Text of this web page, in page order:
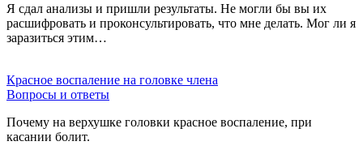
Я сдал анализы и пришли результаты. Не могли бы вы их
расшифровать и проконсультировать, что мне делать. Мог ли я
заразиться этим…
Красное воспаление на головке члена
Вопросы и ответы
Почему на верхушке головки красное воспаление, при
касании болит.